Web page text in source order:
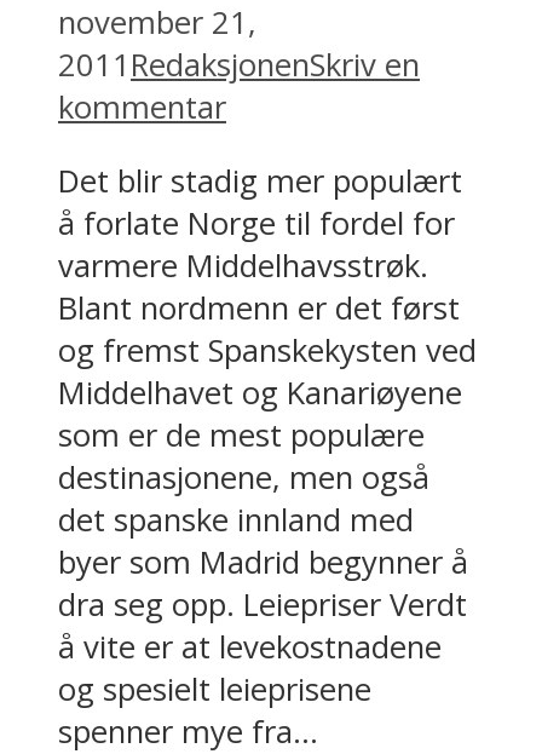
november 21,
2011 RedaksjonenSkriv en
kommentar
Det blir stadig mer populært
å forlate Norge til fordel for
varmere Middelhavsstrøk.
Blant nordmenn er det først
og fremst Spanskekysten ved
Middelhavet og Kanariøyene
som er de mest populære
destinasjonene, men også
det spanske innland med
byer som Madrid begynner å
dra seg opp. Leiepriser Verdt
å vite er at levekostnadene
og spesielt leieprisene
spenner mye fra...